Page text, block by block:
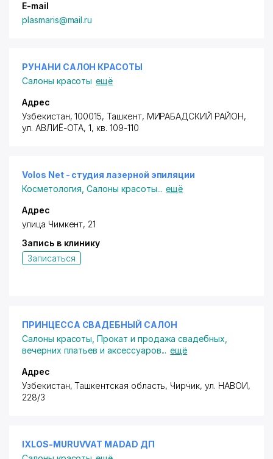
E-mail
plasmaris@mail.ru
РУНАНИ САЛОН КРАСОТЫ
Салоны красоты ещё
Адрес
Узбекистан, 100015, Ташкент, МИРАБАДСКИЙ РАЙОН,
ул. АВЛИЁ-ОТА, 1, кв. 109-110
Volos Net - студия лазерной эпиляции
Косметология ,Салоны красоты... ещё
Адрес
улица Чимкент, 21
Запись в клинику
Записаться
ПРИНЦЕССА СВАДЕБНЫЙ САЛОН
Салоны красоты ,Прокат и продажа свадебных,
вечерних платьев и аксессуаров... ещё
Адрес
Узбекистан, Ташкентская область, Чирчик, ул. НАВОИ,
228/3
IXLOS-MURUVVAT MADAD ДП